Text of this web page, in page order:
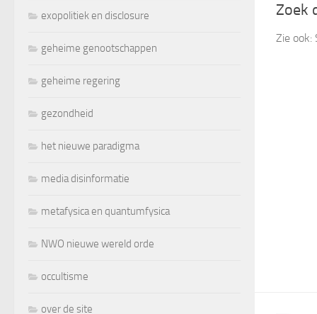
Zoek
Zie ook:
exopolitiek en disclosure
geheime genootschappen
geheime regering
gezondheid
het nieuwe paradigma
media disinformatie
metafysica en quantumfysica
NWO nieuwe wereld orde
occultisme
over de site